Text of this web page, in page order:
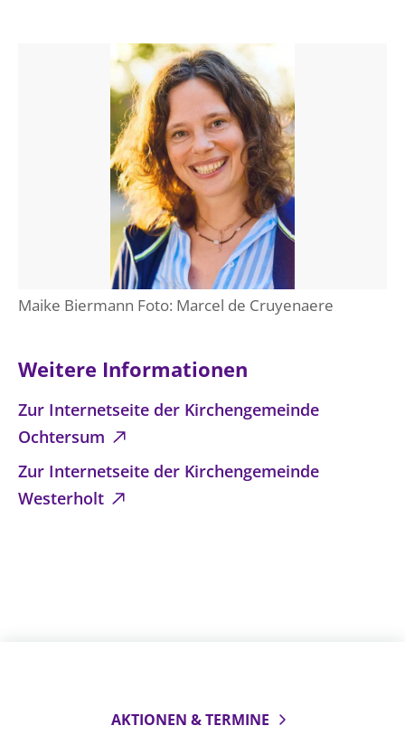
Maike Biermann Foto: Marcel de Cruyenaere
Weitere Informationen
Zur Internetseite der Kirchengemeinde
Ochtersum
Zur Internetseite der Kirchengemeinde
Westerholt
AKTIONEN & TERMINE